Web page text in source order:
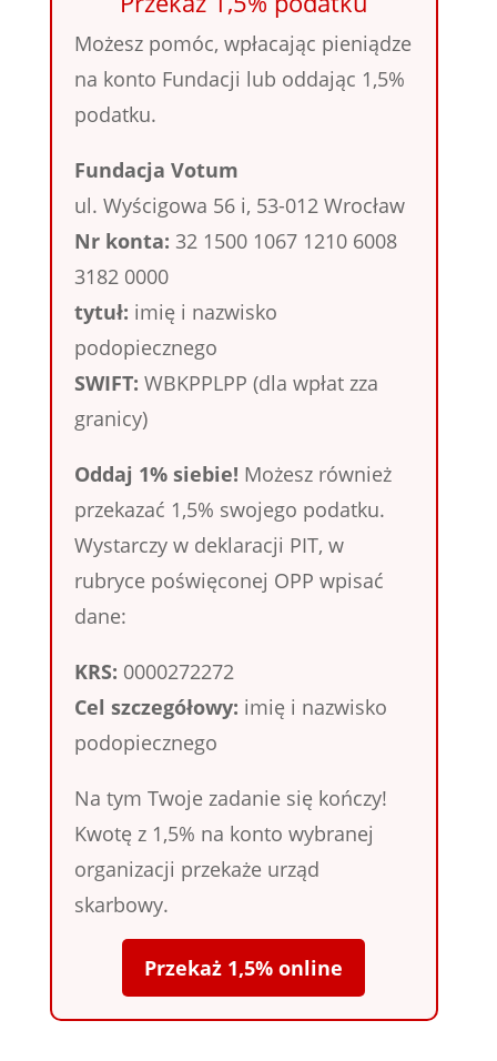
Możesz pomóc, wpłacając pieniądze
na konto Fundacji lub oddając 1,5%
podatku.
Fundacja Votum
ul. Wyścigowa 56 i, 53-012 Wrocław
Nr konta: 32 1500 1067 1210 6008
3182 0000
tytuł: imię i nazwisko
podopiecznego
SWIFT: WBKPPLPP (dla wpłat zza
granicy)
Oddaj 1% siebie! Możesz również
przekazać 1,5% swojego podatku.
Wystarczy w deklaracji PIT, w
rubryce poświęconej OPP wpisać
dane:
KRS: 0000272272
Cel szczegółowy: imię i nazwisko
podopiecznego
Na tym Twoje zadanie się kończy!
Kwotę z 1,5% na konto wybranej
organizacji przekaże urząd
skarbowy.
Przekaż 1,5% online